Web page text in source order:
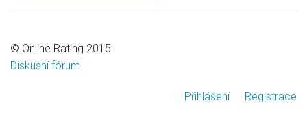
© Online Rating 2015
Diskusní fórum
Přihlášení Registrace